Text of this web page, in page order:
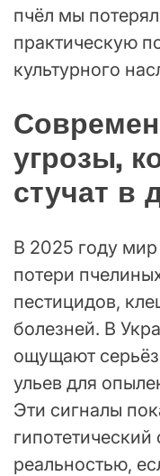
пчёл мы
практическую
культурного
угрозы,
стучат в
В 2025 году
потери
пестицидов,
болезней. В
ощущают
ульев для
Эти сигналы
реальностью,